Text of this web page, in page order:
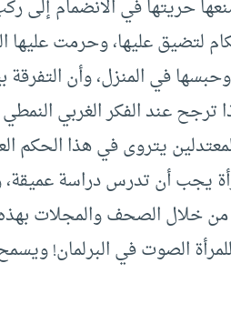
حريتها في الانضمام إلى
عليها، وحرمت عليها
وحبسها في المنزل، وأن
ترجح عند الفكر الغربي
يتروى في هذا الحكم
يجب أن تدرس دراسة عميقة،
من خلال الصحف والمجلات
الصوت في البرلمان!